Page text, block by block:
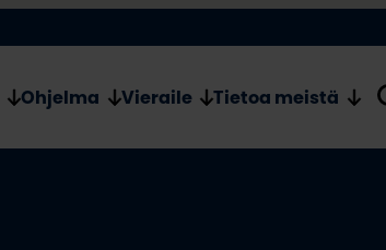
Ohjelma Vieraile Tietoa meistä